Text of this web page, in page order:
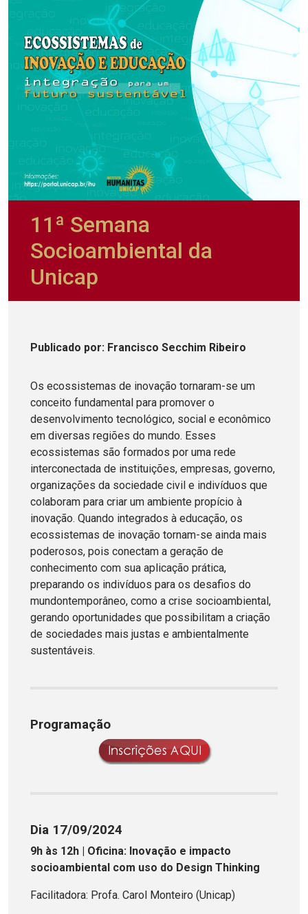
11ª Semana
Socioambiental da
Unicap
Publicado por: Francisco Secchim Ribeiro
Os ecossistemas de inovação tornaram-se um
conceito fundamental para promover o
desenvolvimento tecnológico, social e econômico
em diversas regiões do mundo. Esses
ecossistemas são formados por uma rede
interconectada de instituições, empresas, governo,
organizações da sociedade civil e indivíduos que
colaboram para criar um ambiente propício à
inovação. Quando integrados à educação, os
ecossistemas de inovação tornam-se ainda mais
poderosos, pois conectam a geração de
conhecimento com sua aplicação prática,
preparando os indivíduos para os desafios do
mundontemporâneo, como a crise socioambiental,
gerando oportunidades que possibilitam a criação
de sociedades mais justas e ambientalmente
sustentáveis.
Programação
Dia 17/09/2024
9h às 12h | Oficina: Inovação e impacto
socioambiental com uso do Design Thinking
Facilitadora: Profa. Carol Monteiro (Unicap)